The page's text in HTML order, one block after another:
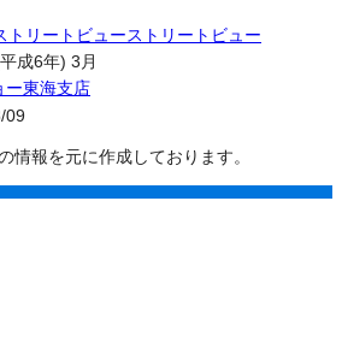
ストリートビュー
成6年) 3月
ー東海支店
09
報を元に作成しております。